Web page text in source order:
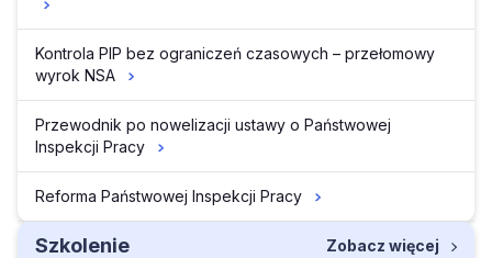
Kontrola PIP bez ograniczeń czasowych – przełomowy
wyrok NSA
Przewodnik po nowelizacji ustawy o Państwowej
Inspekcji Pracy
Reforma Państwowej Inspekcji Pracy
Szkolenie Zobacz więcej